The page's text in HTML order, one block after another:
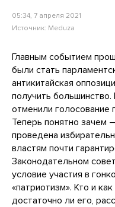
05:34, 7 апреля 2021
Источник: Meduza
Главным событием
были стать
антикитайская
получить
отменили голосование
Теперь понятно зачем
проведена
властям почти
Законодательном
условие участия в
«патриотизм». Кто и
достаточно ли его,